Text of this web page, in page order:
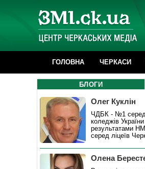
ГОЛОВНА ЧЕРКАСИ
БЛОГИ
Олег Куклін
ЧДБК - №1
коледжів
результатами
серед ліцеїв
Олена